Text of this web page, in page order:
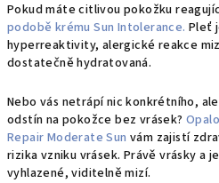
Pokud máte citlivou pokožku
podobě krému Sun Intolerance. Pleť
hyperreaktivity, alergické reakce
dostatečně hydratovaná.
Nebo vás netrápí nic konkrétního,
odstín na pokožce bez vrásek?
Repair Moderate Sun vám zajistí
rizika vzniku vrásek. Právě vrásky a
vyhlazené, viditelně mizí.